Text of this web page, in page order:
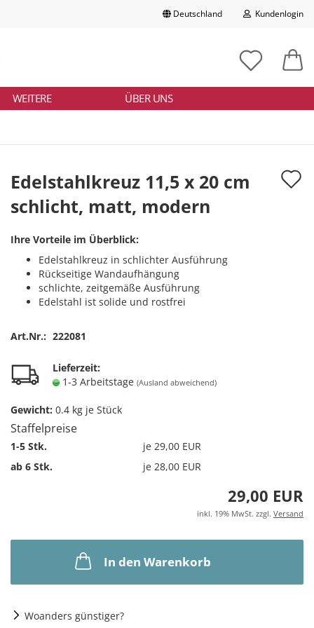
Deutschland Kundenlogin
E-Mail
Konto erstellen
Passwort vergessen?
ÜBER UNS
WEITERE
Edelstahlkreuz 11,5 x 20 cm
schlicht, matt, modern
Ihre Vorteile im Überblick:
Edelstahlkreuz in schlichter Ausführung
Rückseitige Wandaufhängung
schlichte, zeitgemäße Ausführung
Edelstahl ist solide und rostfrei
Art.Nr.: 222081
Lieferzeit:
1-3 Arbeitstage (Ausland abweichend)
Gewicht: 0.4 kg je Stück
Staffelpreise
1-5 Stk.
je 29,00 EUR
ab 6 Stk.
je 28,00 EUR
29,00 EUR
inkl. 19% MwSt. zzgl. Versand
In den Warenkorb
Woanders günstiger?